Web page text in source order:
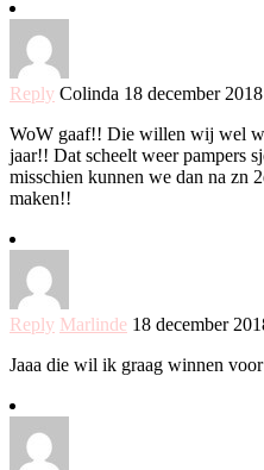
Reply Colinda 18 december
WoW gaaf!! Die willen wij wel
jaar!! Dat scheelt weer pampers
misschien kunnen we dan na zn
maken!!
Reply Marlinde 18 december
Jaaa die wil ik graag winnen